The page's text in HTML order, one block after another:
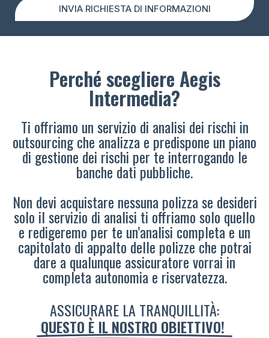
INVIA RICHIESTA DI INFORMAZIONI
Perché scegliere Aegis
Intermedia?
Ti offriamo un servizio di analisi dei rischi in
outsourcing che analizza e predispone un piano
di gestione dei rischi per te interrogando le
banche dati pubbliche.
Non devi acquistare nessuna polizza se desideri
solo il servizio di analisi ti offriamo solo quello
e redigeremo per te un’analisi completa e un
capitolato di appalto delle polizze che potrai
dare a qualunque assicuratore vorrai in
completa autonomia e riservatezza.
ASSICURARE LA TRANQUILLITÀ:
QUESTO È IL NOSTRO OBIETTIVO!